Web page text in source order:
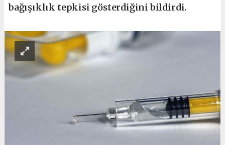
bağışıklık tepkisi gösterdiğini bildirdi.